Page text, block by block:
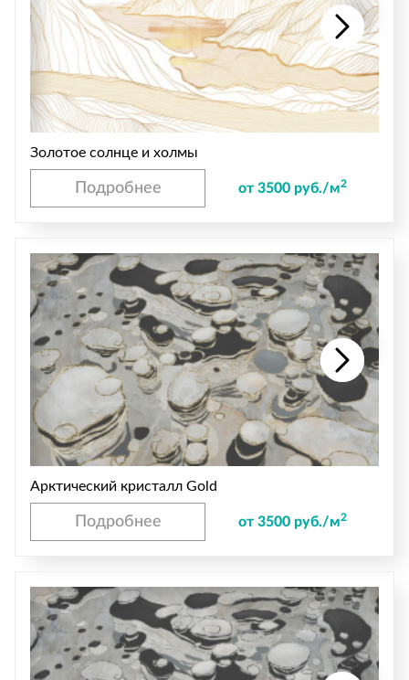
Золотое солнце и холмы
Подробнее от 3500 руб./м2
Арктический кристалл Gold
Подробнее от 3500 руб./м2